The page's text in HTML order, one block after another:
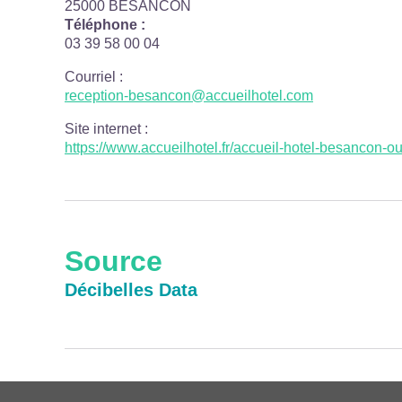
25000 BESANCON
Téléphone :
03 39 58 00 04
Courriel :
reception-besancon@accueilhotel.com
Site internet:
https://www.accueilhotel.fr/accueil-hotel-besancon-
Source
Décibelles Data